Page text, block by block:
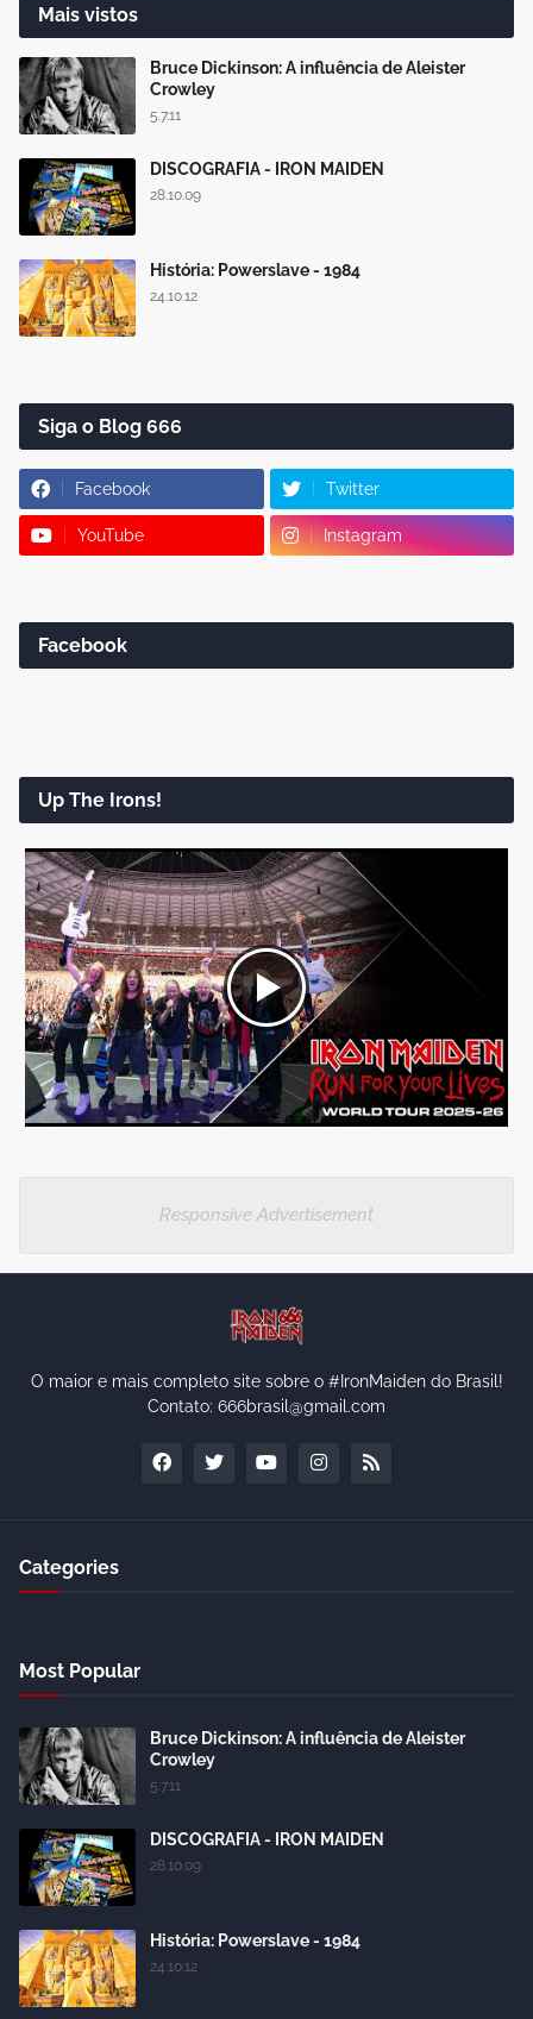
Mais vistos
Bruce Dickinson: A influência de Aleister
Crowley
5.7.11
DISCOGRAFIA - IRON MAIDEN
28.10.09
História: Powerslave - 1984
24.10.12
Siga o Blog 666
Facebook Twitter
YouTube Instagram
Facebook
Up The Irons!
Responsive Advertisement
O maior e mais completo site sobre o #IronMaiden do Brasil!
Contato: 666brasil@gmail.com
Categories
Most Popular
Bruce Dickinson: A influência de Aleister
Crowley
5.7.11
DISCOGRAFIA - IRON MAIDEN
28.10.09
História: Powerslave - 1984
24.10.12